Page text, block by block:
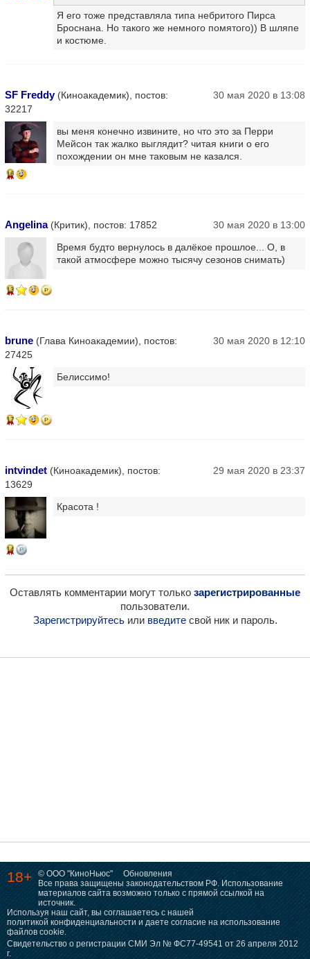
Я его тоже представляла типа небритого Пирса
Броснана. Но такого же немного помятого)) В шляпе
и костюме.
SF Freddy(Киноакадемик), постов:
32217
30 мая 2020 в 13:08
16
вы меня конечно извините, но что это за Перри
Мейсон так жалко выглядит? читая книги о его
похождении он мне таковым не казался.
Angelina(Критик), постов: 17852 30 мая 2020 в 13:00
13
Время будто вернулось в далёкое прошлое... О, в
такой атмосфере можно тысячу сезонов снимать)
brune (Глава Киноакадемии), постов:
27425
30 мая 2020 в 12:10
17
Белиссимо!
intvindet (Киноакадемик), постов:
13629
29 мая 2020 в 23:37
14
Красота !
Оставлять комментарии могут только зарегистрированные
пользователи.
Зарегистрируйтесьили введитесвой ник и пароль.
18+ © ООО "КиноНьюс"
Обновления
Все права защищены законодательством РФ. Использование
материалов сайта возможно только с прямой ссылкой на
источник.
Используя наш сайт, вы соглашаетесь с нашей
политикой конфиденциальности и даете согласие на использование
файлов cookie.
Свидетельство о регистрации СМИ Эл № ФС77-49541 от 26 апреля 2012
г.